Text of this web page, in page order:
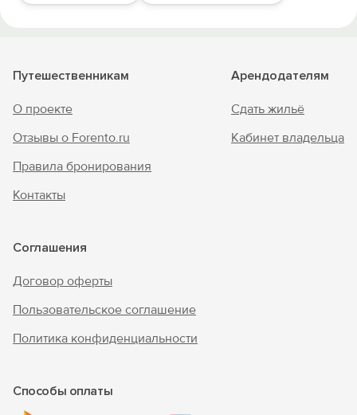
Путешественникам
О проекте
Отзывы о Forento.ru
Правила бронирования
Контакты
Арендодателям
Сдать жильё
Кабинет владельца
Соглашения
Договор оферты
Пользовательское соглашение
Политика конфиденциальности
Способы оплаты